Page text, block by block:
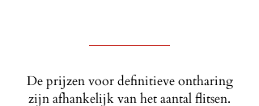
De prijzen voor definitieve ontharing
zijn afhankelijk van het aantal flitsen.